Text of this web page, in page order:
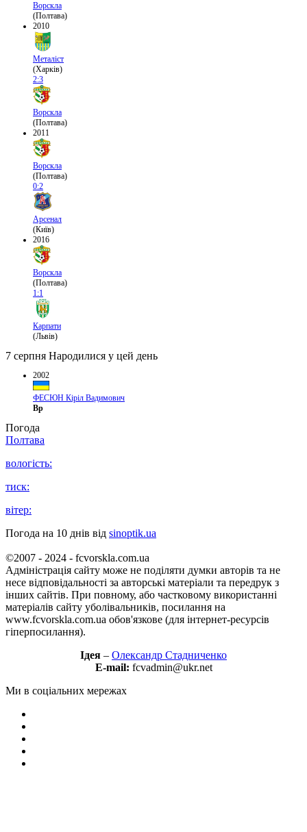
Ворскла
(Полтава)
2010
Металіст
(Харків)
2:3
Ворскла
(Полтава)
2011
Ворскла
(Полтава)
0:2
Арсенал
(Київ)
2016
Ворскла
(Полтава)
1:1
Карпати
(Львів)
7 серпня Народилися у цей день
2002
ФЕСЮН Кіріл Вадимович
Вр
Погода
Полтава
вологість:
тиск:
вітер:
Погода на 10 днів від sinoptik.ua
©2007 - 2024 - fcvorskla.com.ua
Адміністрація сайту може не поділяти думки авторів та не
несе відповідальності за авторські матеріали та передрук з
інших сайтів. При повному, або частковому використанні
матеріалів сайту уболівальників, посилання на
www.fcvorskla.com.ua обов'язкове (для інтернет-ресурсів
гіперпосилання).
Ідея – Олександр Стадниченко
E-mail: fcvadmin@ukr.net
Ми в соціальних мережах